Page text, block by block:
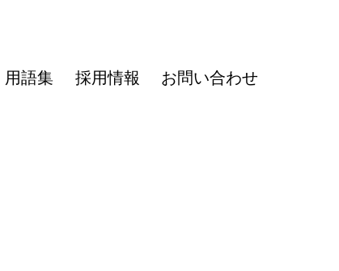
用語集 採用情報 お問い合わせ